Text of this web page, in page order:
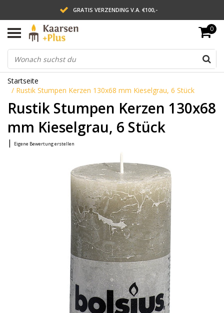
GRATIS VERZENDING V.A. €100,-
LEVERING BINNEN 2 WERKDAGEN
ACHTERAF BETALEN VIA AFTERPAY
0
Startseite
/ Rustik Stumpen Kerzen 130x68 mm Kieselgrau, 6 Stück
Rustik Stumpen Kerzen 130x68
mm Kieselgrau, 6 Stück
| Eigene Bewertung erstellen